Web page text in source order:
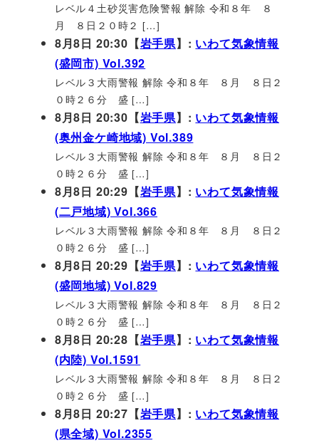
レベル４土砂災害危険警報 解除 令和８年 ８
月 ８日２０時２ […]
8月8日 20:30【岩手県】: いわて気象情報
(盛岡市) Vol.392
レベル３大雨警報 解除 令和８年 ８月 ８日２
０時２６分 盛 […]
8月8日 20:30【岩手県】: いわて気象情報
(奥州金ケ崎地域) Vol.389
レベル３大雨警報 解除 令和８年 ８月 ８日２
０時２６分 盛 […]
8月8日 20:29【岩手県】: いわて気象情報
(二戸地域) Vol.366
レベル３大雨警報 解除 令和８年 ８月 ８日２
０時２６分 盛 […]
8月8日 20:29【岩手県】: いわて気象情報
(盛岡地域) Vol.829
レベル３大雨警報 解除 令和８年 ８月 ８日２
０時２６分 盛 […]
8月8日 20:28【岩手県】: いわて気象情報
(内陸) Vol.1591
レベル３大雨警報 解除 令和８年 ８月 ８日２
０時２６分 盛 […]
8月8日 20:27【岩手県】: いわて気象情報
(県全域) Vol.2355